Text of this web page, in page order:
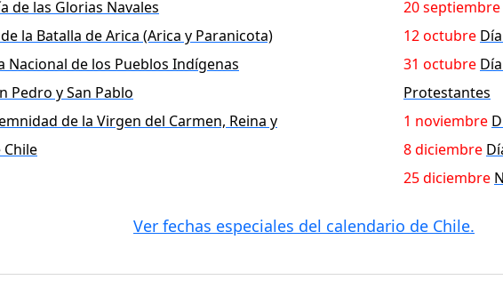
de las Glorias Navales
la Batalla de Arica (Arica y Paranicota)
Nacional de los Pueblos Indígenas
Pedro y San Pablo
de la Virgen del Carmen, Reina y
20 septiembre
12 octubre
31 octubre
Protestantes
1 noviembre
8 diciembre
25 diciembre
Ver fechas especiales del calendario de Chile.